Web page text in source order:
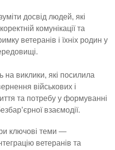
досвід людей, які
комунікації та
ветеранів і їхніх родин у
на виклики, які посилила
військових і
та потребу у формуванні
взаємодії.
ключові теми —
ветеранів та